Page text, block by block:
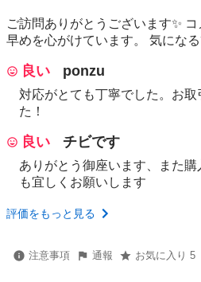
ご訪問ありがとうございます✨
早めを心がけています。 気にな
良い ponzu
対応がとても丁寧でした。お
た！
良い チビです
ありがとう御座います、また
も宜しくお願いします
評価をもっと見る
注意事項 通報 お気に入り 5